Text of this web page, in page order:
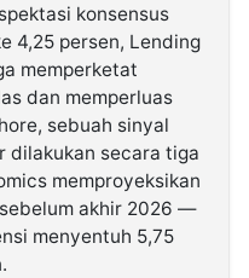
konsensus
4,25 persen, Lending
memperketat
dan memperluas
sebuah sinyal
dilakukan secara tiga
memproyeksikan
akhir 2026 —
menyentuh 5,75